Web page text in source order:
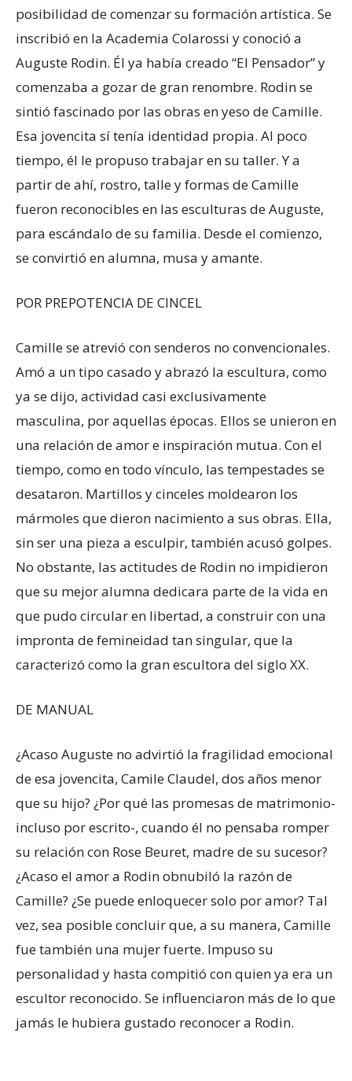
posibilidad de comenzar su formación artística. Se
inscribió en la Academia Colarossi y conoció a
Auguste Rodin. Él ya había creado “El Pensador” y
comenzaba a gozar de gran renombre. Rodin se
sintió fascinado por las obras en yeso de Camille.
Esa jovencita sí tenía identidad propia. Al poco
tiempo, él le propuso trabajar en su taller. Y a
partir de ahí, rostro, talle y formas de Camille
fueron reconocibles en las esculturas de Auguste,
para escándalo de su familia. Desde el comienzo,
se convirtió en alumna, musa y amante.
POR PREPOTENCIA DE CINCEL
Camille se atrevió con senderos no convencionales.
Amó a un tipo casado y abrazó la escultura, como
ya se dijo, actividad casi exclusivamente
masculina, por aquellas épocas. Ellos se unieron en
una relación de amor e inspiración mutua. Con el
tiempo, como en todo vínculo, las tempestades se
desataron. Martillos y cinceles moldearon los
mármoles que dieron nacimiento a sus obras. Ella,
sin ser una pieza a esculpir, también acusó golpes.
No obstante, las actitudes de Rodin no impidieron
que su mejor alumna dedicara parte de la vida en
que pudo circular en libertad, a construir con una
impronta de femineidad tan singular, que la
caracterizó como la gran escultora del siglo XX.
DE MANUAL
¿Acaso Auguste no advirtió la fragilidad emocional
de esa jovencita, Camile Claudel, dos años menor
que su hijo? ¿Por qué las promesas de matrimonio-
incluso por escrito-, cuando él no pensaba romper
su relación con Rose Beuret, madre de su sucesor?
¿Acaso el amor a Rodin obnubiló la razón de
Camille? ¿Se puede enloquecer solo por amor? Tal
vez, sea posible concluir que, a su manera, Camille
fue también una mujer fuerte. Impuso su
personalidad y hasta compitió con quien ya era un
escultor reconocido. Se influenciaron más de lo que
jamás le hubiera gustado reconocer a Rodin.